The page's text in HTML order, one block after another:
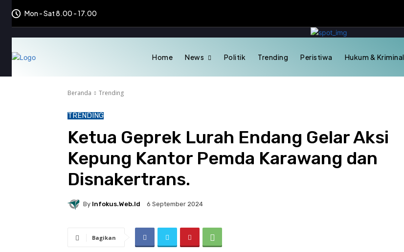
Mon - Sat 8.00 - 17.00
Home News Politik Trending Peristiwa Hukum & Kriminal
Beranda Trending
TRENDING
Ketua Geprek Lurah Endang Gelar Aksi
Kepung Kantor Pemda Karawang dan
Disnakertrans.
By Infokus.web.id 6 September 2024
Bagikan